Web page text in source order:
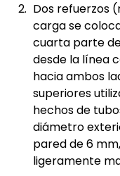
Dos refuerzos
carga se
cuarta parte
desde la línea
hacia ambos
superiores
hechos de
diámetro
pared de 6
ligeramente